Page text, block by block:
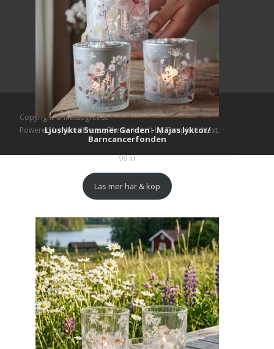
Ljuslykta Summer Garden - Majas lyktor/
Barncancerfonden
99kr
Läs mer här & köp
Copyright © Mattlagret.se
Powered by WordPress, Themei-craftby TemplatesNext.